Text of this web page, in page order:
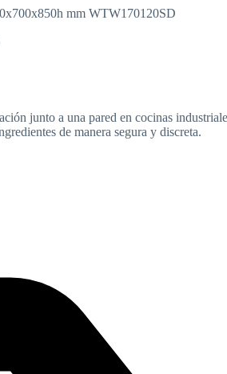
mm WTW170120SD
junto a una pared en cocinas
de manera segura y discreta.